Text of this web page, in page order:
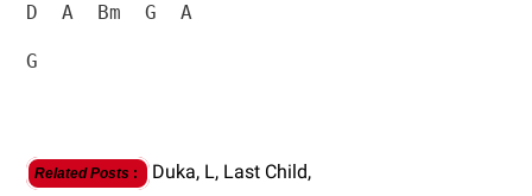
D A Bm G A
G
Related Posts : Duka, L, Last Child,